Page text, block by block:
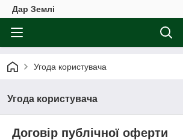
Дар Землі
Угода користувача
Угода користувача
Договір публічної оферти